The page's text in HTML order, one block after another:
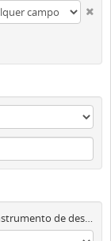
Instrumento de descrição documental